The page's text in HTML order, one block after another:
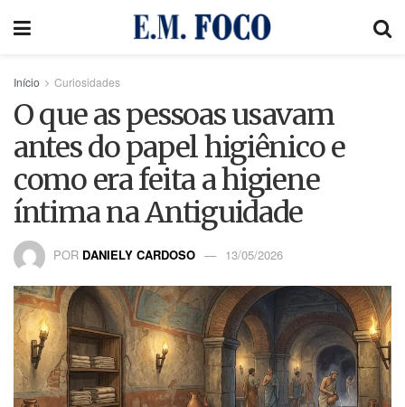
Início Curiosidades
O que as pessoas usavam
antes do papel higiênico e
como era feita a higiene
íntima na Antiguidade
POR DANIELY CARDOSO 13/05/2026